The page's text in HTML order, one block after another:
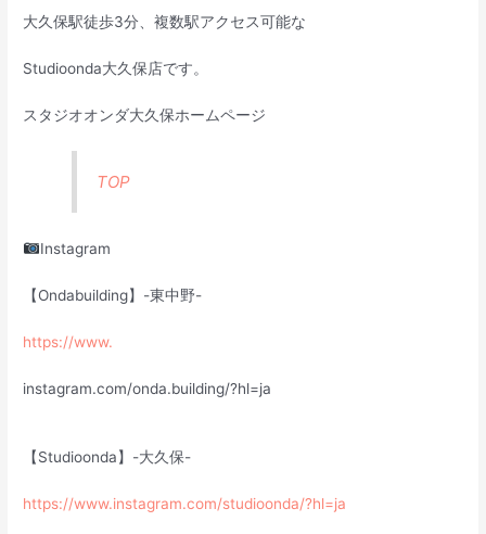
大久保駅徒歩3分、複数駅アクセス可能な
Studioonda大久保店です。
スタジオオンダ大久保ホームページ
TOP
Instagram
【Ondabuilding】-東中野-
https://www.
instagram.com/onda.building/?hl=ja
【Studioonda】-大久保-
https://www.instagram.com/studioonda/?hl=ja